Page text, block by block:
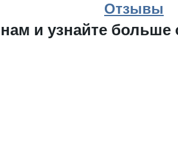
Отзывы
и узнайте больше